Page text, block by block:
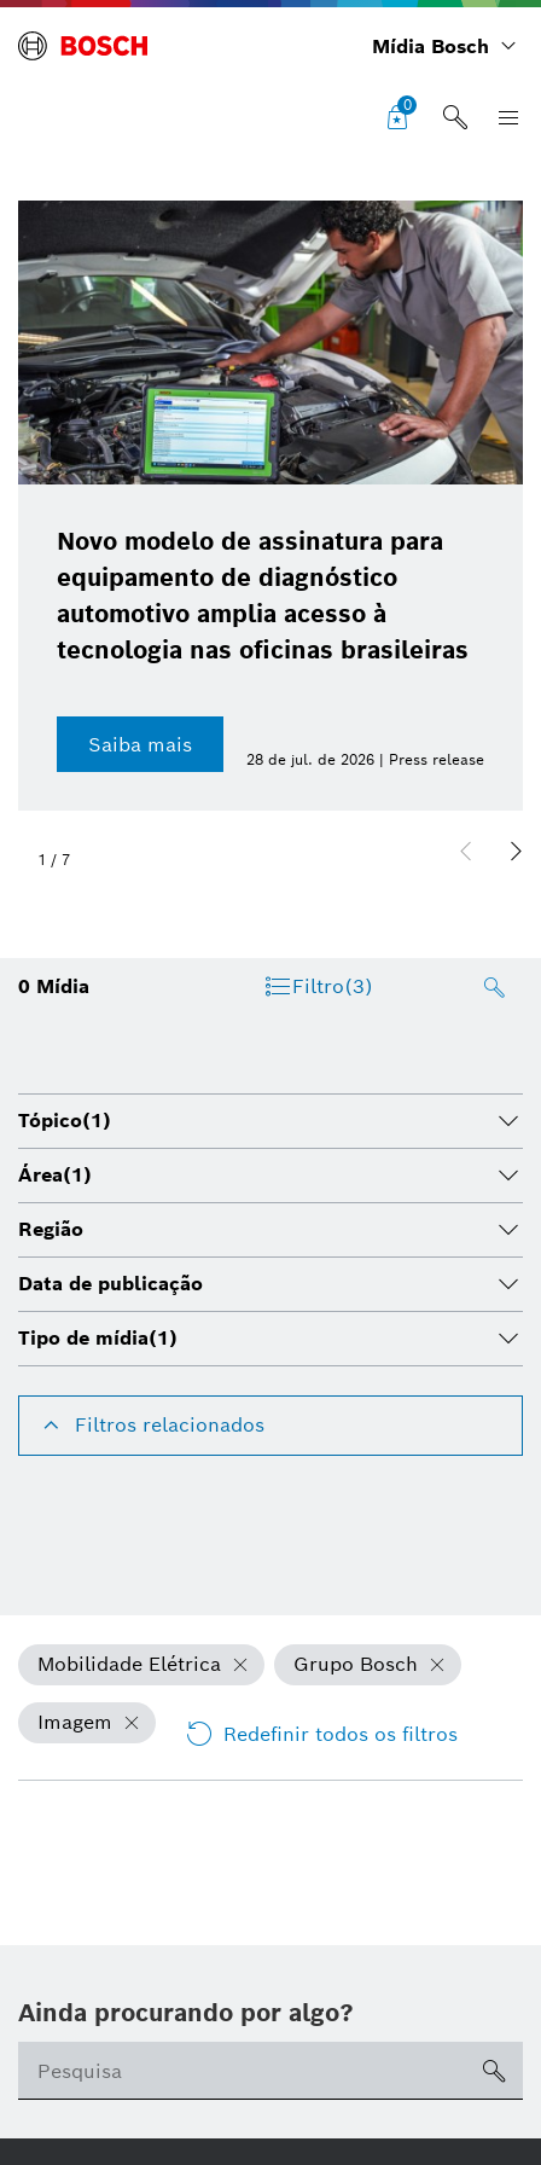
Mídia Bosch
0
Novo modelo de assinatura para
equipamento de diagnóstico
automotivo amplia acesso à
tecnologia nas oficinas brasileiras
Saiba mais
28 de jul. de 2026 | Press release
1 / 7
0 Mídia Filtro(3)
Tópico(1)
Área(1)
Região
Data de publicação
Tipo de mídia(1)
Filtros relacionados
Mobilidade Elétrica Grupo Bosch
Imagem Redefinir todos os filtros
Ainda procurando por algo?